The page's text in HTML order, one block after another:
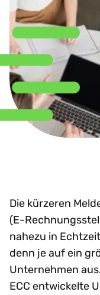
Die kürzeren
(E-
nahezu in
denn je auf ein
Unternehmen
ECC entwickelte